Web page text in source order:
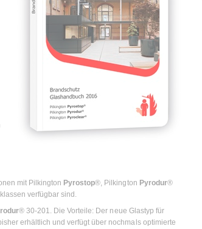
mit Pilkington Pyrostop®, Pilkington Pyrodur®
verfügbar sind.
® 30-201. Die Vorteile: Der neue Glastyp für
erhältlich und verfügt über nochmals optimierte